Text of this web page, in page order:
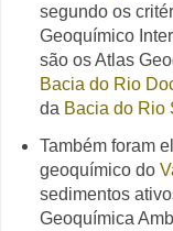
segundo os
Geoquímico
são os Atlas
Bacia do Rio
da Bacia do Rio
Também foram
geoquímico do
sedimentos
Geoquímica